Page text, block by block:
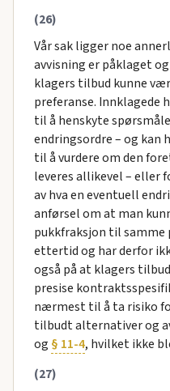
(26)
Vår sak ligger noe
avvisning er påklaget
klagers tilbud kunne
preferanse. Innklagede
til å henskyte
endringsordre – og kan
til å vurdere om den
leveres allikevel – eller
av hva en eventuell
anførsel om at man
pukkfraksjon til
ettertid og har derfor
også på at klagers
presise
nærmest til å ta risiko
tilbudt alternativer og
og § 11-4, hvilket ikke
(27)